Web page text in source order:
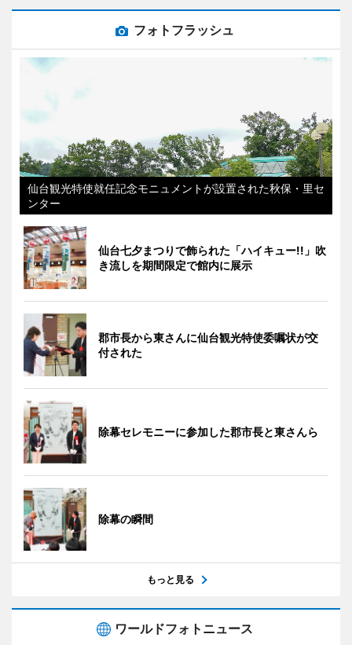
フォトフラッシュ
仙台観光特使就任記念モニュメントが設置された秋保・里セ
ンター
仙台七夕まつりで飾られた「ハイキュー!!」吹
き流しを期間限定で館内に展示
郡市長から東さんに仙台観光特使委嘱状が交
付された
除幕セレモニーに参加した郡市長と東さんら
除幕の瞬間
もっと見る
ワールドフォトニュース